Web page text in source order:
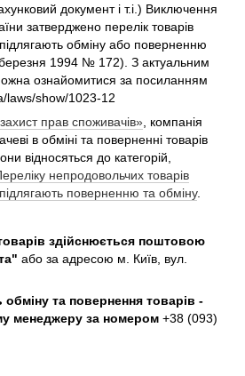
документ і т.і.) Виключення
затверджено перелік товарів
обміну або поверненню
1994 № 172). З актуальним
ознайомитися за посиланням
laws/show/1023-12
прав споживачів» , компанія
в обміні та поверненні товарів
відносяться до категорій,
непродовольчих товарів
поверненню та обміну.
здійснюється поштовою
або за адресою м. Київ, вул.
та повернення товарів -
менеджеру за номером +38 (093)